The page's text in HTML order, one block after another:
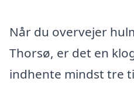
Når du overvejer
Thorsø, er det en
indhente mindst tre